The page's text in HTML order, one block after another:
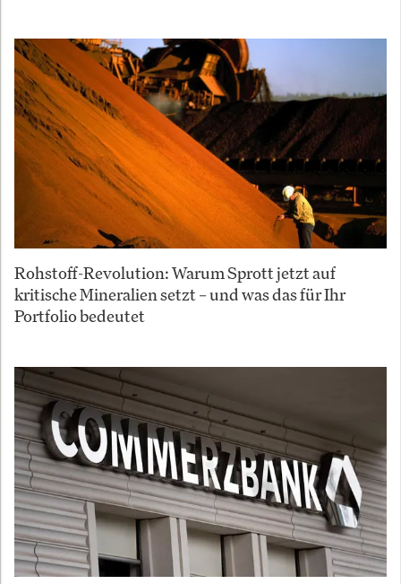
Rohstoff-Revolution: Warum Sprott jetzt auf
kritische Mineralien setzt – und was das für Ihr
Portfolio bedeutet